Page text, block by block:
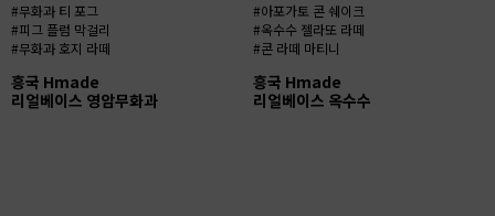
#무화과 티 포그
#피그 플럼 막걸리
#무화과 호지 라떼
흥국 Hmade
리얼베이스 영암무화과
#아포가토 콘 쉐이크
#옥수수 젤라또 라떼
#콘 라떼 마티니
흥국 Hmade
리얼베이스 옥수수